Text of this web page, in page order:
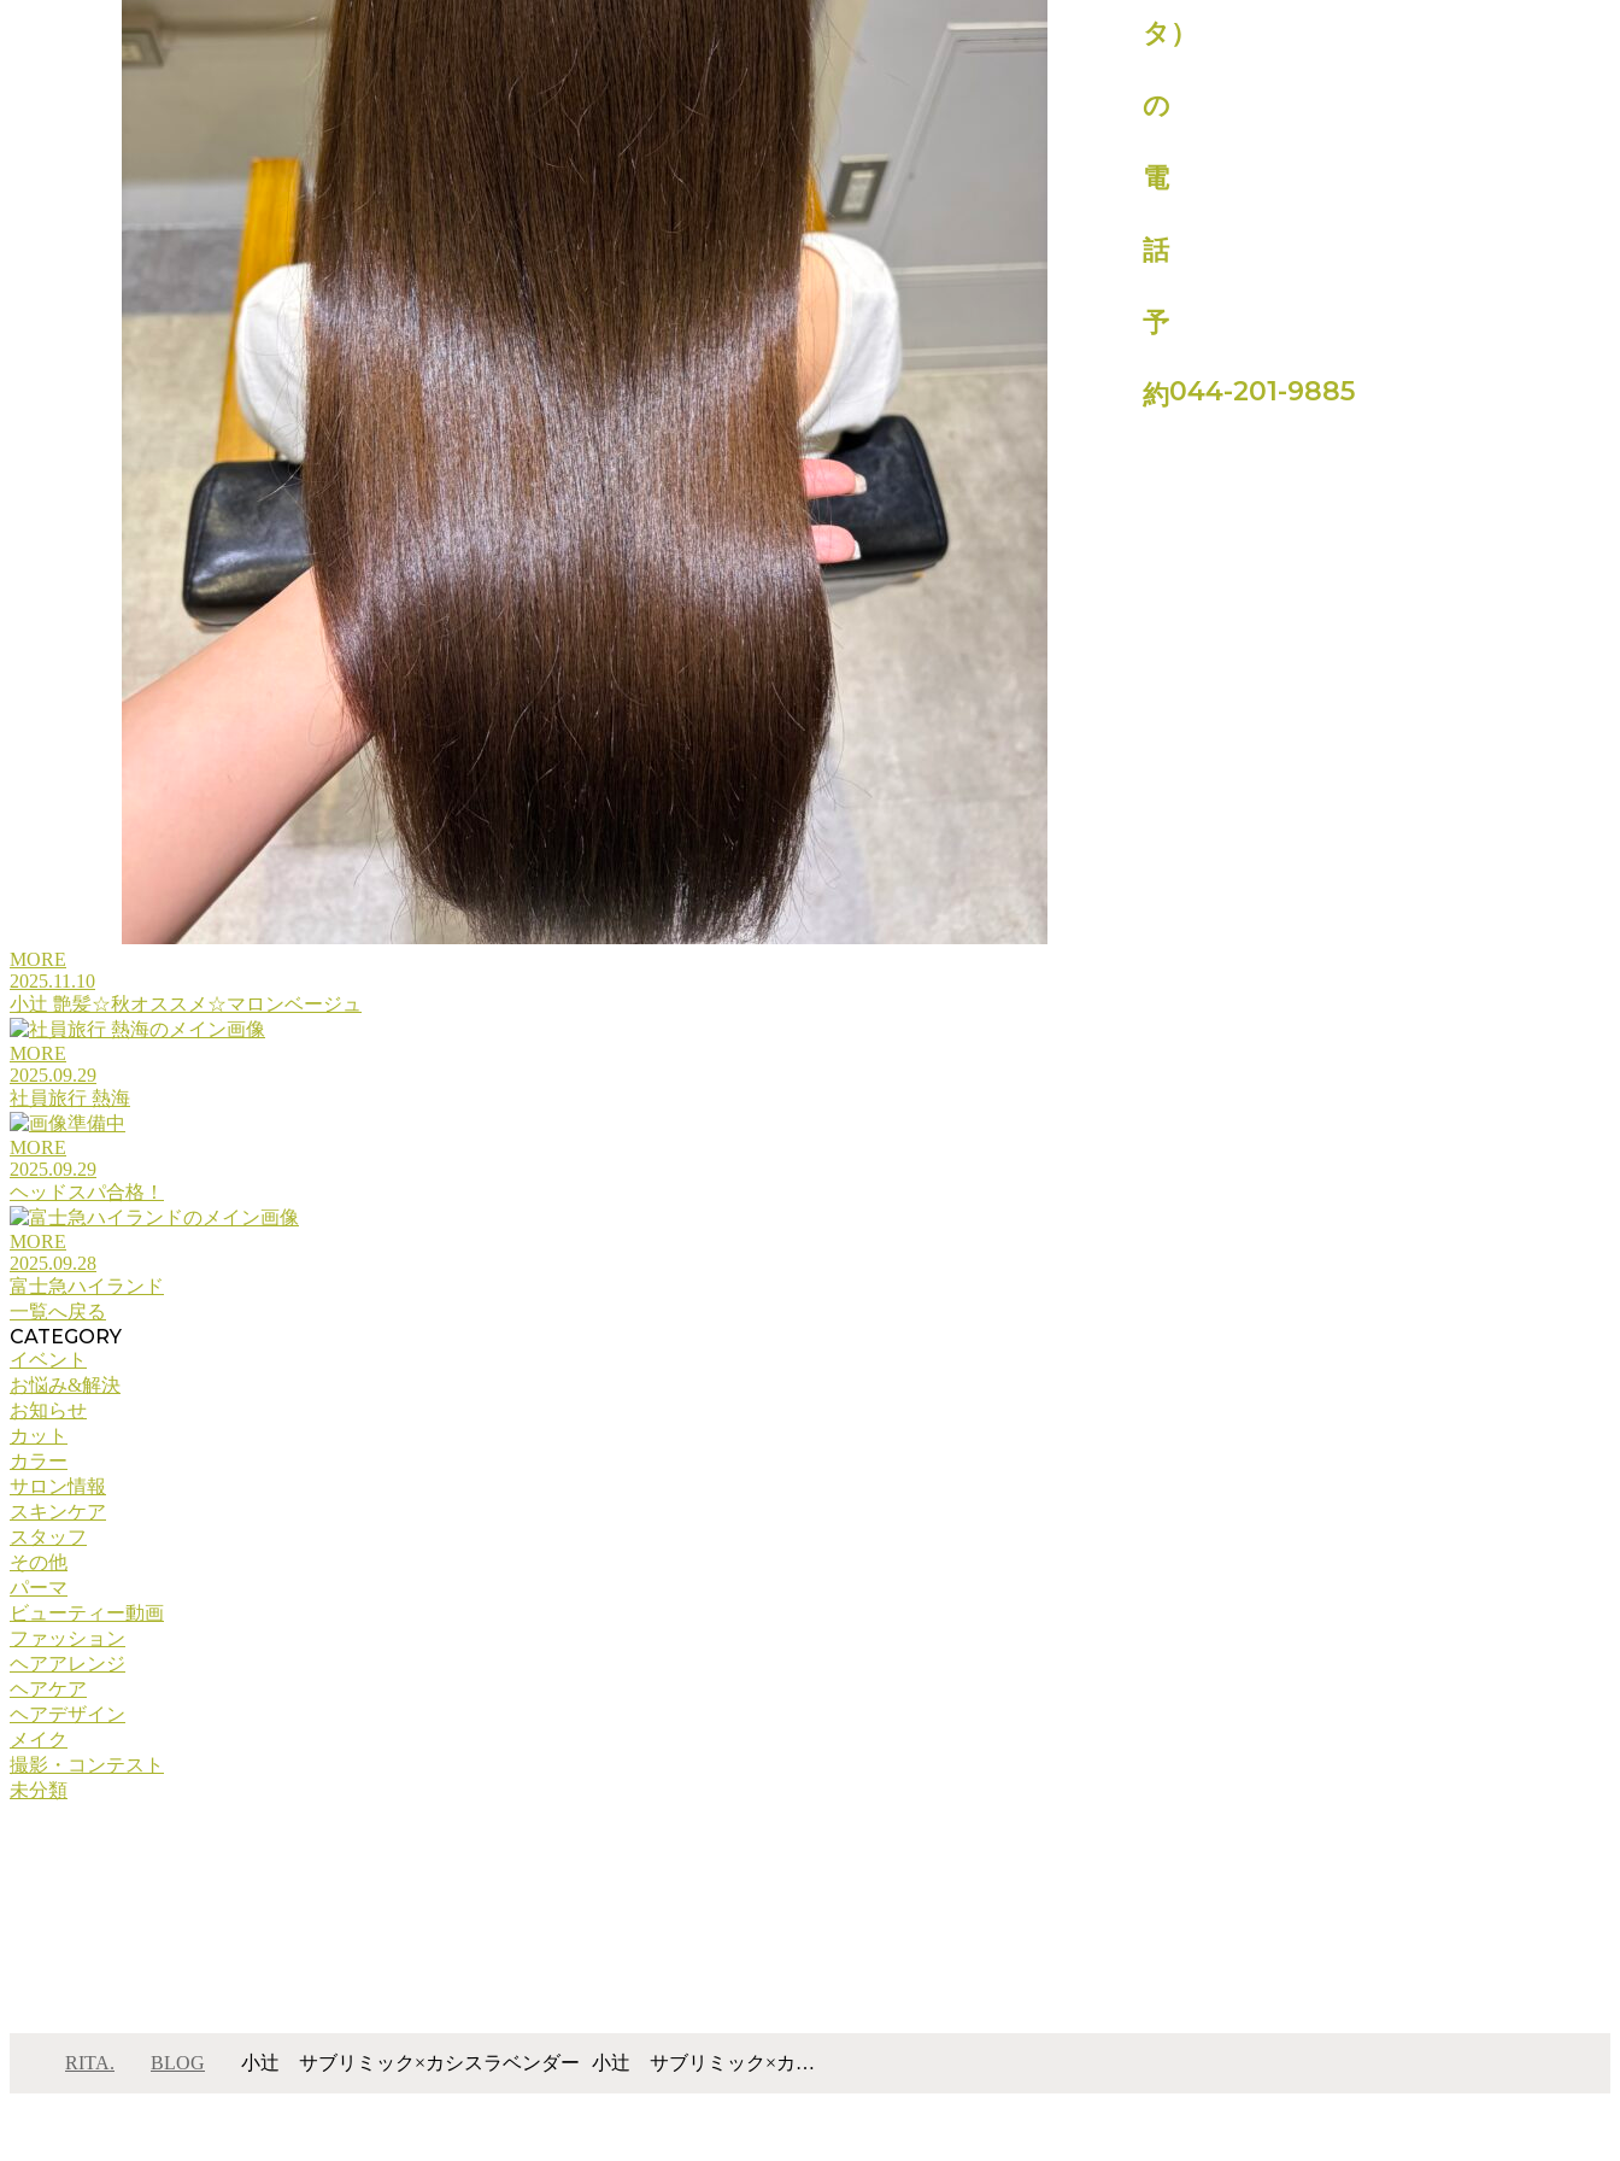
044-201-9885
MORE
2025.11.10
小辻 艶髪☆秋オススメ☆マロンベージュ
MORE
2025.09.29
社員旅行 熱海
MORE
2025.09.29
ヘッドスパ合格！
MORE
2025.09.28
富士急ハイランド
一覧へ戻る
CATEGORY
イベント
お悩み&解決
お知らせ
カット
カラー
サロン情報
スキンケア
スタッフ
その他
パーマ
ビューティー動画
ファッション
ヘアアレンジ
ヘアケア
ヘアデザイン
メイク
撮影・コンテスト
未分類
RITA. BLOG 小辻 サブリミック×カシスラベンダー 小辻 サブリミック×カ…